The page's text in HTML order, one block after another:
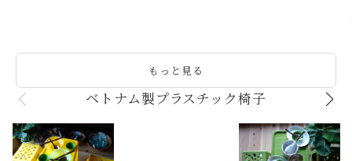
もっと見る
ベトナム製プラスチック椅子